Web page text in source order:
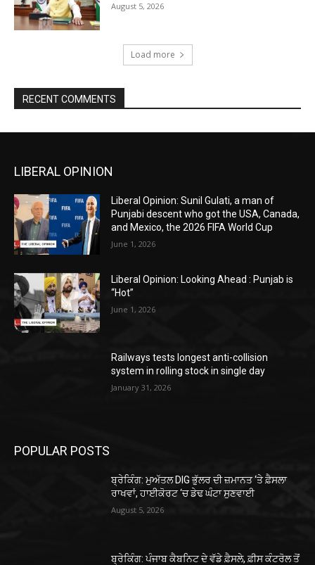
August 5, 2026
Load more
RECENT COMMENTS
LIBERAL OPINION
Liberal Opinion: Sunil Gulati, a man of
Punjabi descent who got the USA, Canada,
and Mexico, the 2026 FIFA World Cup
June 1, 2026
Liberal Opinion: Looking Ahead : Punjab is
“Hot”
June 1, 2026
Railways tests longest anti-collision
system in rolling stock in single day
January 31, 2026
POPULAR POSTS
ਬ੍ਰੇਕਿੰਗ: ਮੁਅੱਤਲ DIG ਭੁੱਲਰ ਦੀ ਜ਼ਮਾਨਤ ‘ਤੇ ਫ਼ੈਸਲਾ
ਰਾਖਵਾਂ, ਹਾਈਕੋਰਟ ‘ਚ ਡੇਢ ਘੰਟਾ ਸੁਣਵਾਈ
August 5, 2026
ਬ੍ਰੇਕਿੰਗ: ਪੰਜਾਬ ਕੈਬਨਿਟ ਦੇ ਵੱਡੇ ਫ਼ੈਸਲੇ, ਫ਼ੀਸ ਕੰਟਰੋਲ ਤੋਂ